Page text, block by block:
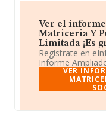
Ver el
Matriceria Y
Limitada ¡Es
Regístrate en
Informe
VER